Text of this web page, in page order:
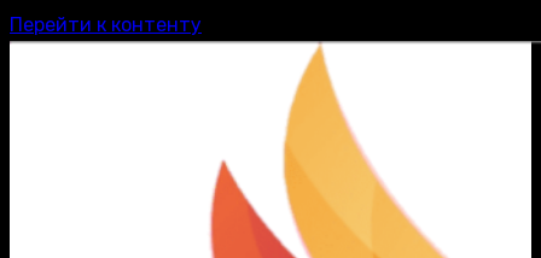
Перейти к контенту